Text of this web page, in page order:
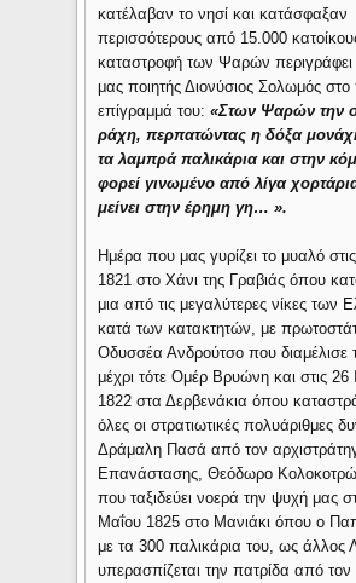
κατέλαβαν το νησί και κατάσφαξαν
περισσότερους από 15.000
καταστροφή των Ψαρών περιγράφει
μας ποιητής Διονύσιος Σολωμός στο
επίγραμμά του:«Στων Ψαρών την
ράχη, περπατώντας η δόξα
τα λαμπρά παλικάρια και στην
φορεί γινωμένο από λίγα
μείνει στην έρημη γη… ».
Ημέρα που μας γυρίζει το μυαλό
1821 στο Χάνι της Γραβιάς όπου
μια από τις μεγαλύτερες νίκες των
κατά των κατακτητών, με
Οδυσσέα Ανδρούτσο που διαμέλισε
μέχρι τότε Ομέρ Βρυώνη και στις 26
1822 στα Δερβενάκια όπου
όλες οι στρατιωτικές πολυάριθμες
Δράμαλη Πασά από τον
Επανάστασης, Θεόδωρο
που ταξιδεύει νοερά την ψυχή μας
Μαΐου 1825 στο Μανιάκι όπου ο
με τα 300 παλικάρια του, ως άλλος
υπερασπίζεται την πατρίδα από